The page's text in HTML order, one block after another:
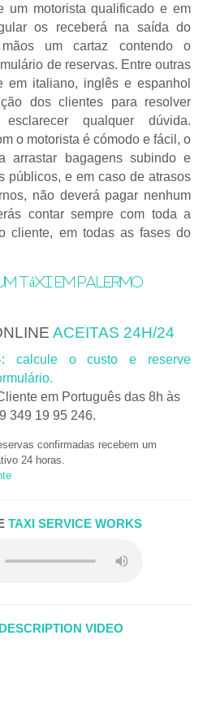
um motorista qualificado e em
os receberá na saída do
um cartaz contendo o
de reservas. Entre outras
em italiano, inglês e espanhol
dos clientes para resolver
qualquer dúvida.
o motorista é cómodo e fácil, o
arrastar bagagens subindo e
públicos, e em caso de atrasos
não deverá pagar nenhum
contar sempre com toda a
cliente, em todas as fases do
táxi em Palermo
ACEITAS 24H/24
calcule o custo e reserve
em Português das 8h às
349 19 95 246.
confirmadas recebem um
24 horas.
TAXI SERVICE WORKS
VIDEO